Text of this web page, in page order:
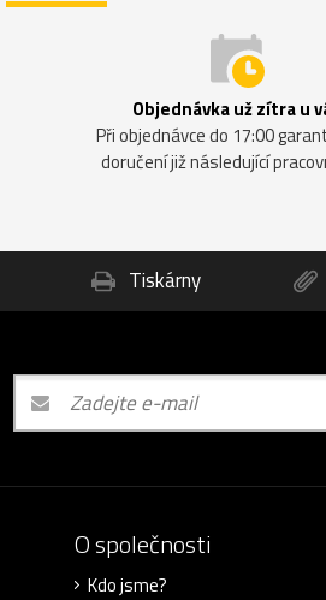
Objednávka už zítra u
Při objednávce do 17:00
doručení již následující
Tiskárny
O společnosti
Kdo jsme?